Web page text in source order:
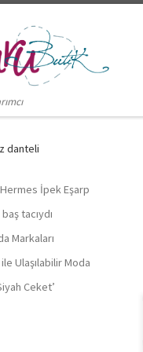
danteli
İpek Eşarp
tacıydı
Markaları
Ulaşılabilir Moda
Ceket’